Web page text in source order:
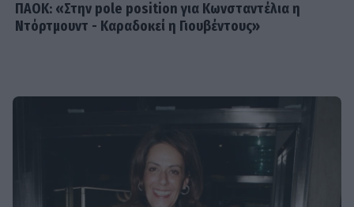
ΠΑΟΚ: «Στην pole position για Κωνσταντέλια η
Ντόρτμουντ - Καραδοκεί η Γιουβέντους»